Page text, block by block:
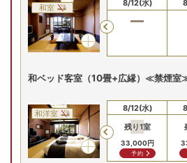
和室
Previous
8/10(月) 8/11(火) 8/12(水)
和ベッド客室（10畳+広縁）≪禁煙室
和洋室
Previous
8/10(月) 8/11(火)
8/12(水)
残り1室
33,000円
予約